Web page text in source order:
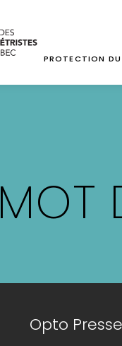
PROTECTION
MOT
Opto